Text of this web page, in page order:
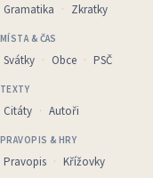
Gramatika
Zkratky
MÍSTA & ČAS
Svátky Obce PSČ
TEXTY
Citáty Autoři
PRAVOPIS & HRY
Pravopis Křížovky